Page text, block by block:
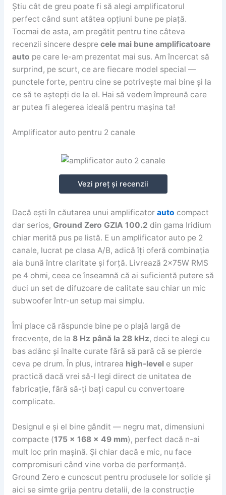
Știu cât de greu poate fi să alegi amplificatorul
perfect când sunt atâtea opțiuni bune pe piață.
Tocmai de asta, am pregătit pentru tine câteva
recenzii sincere despre cele mai bune amplificatoare
auto pe care le-am prezentat mai sus. Am încercat să
surprind, pe scurt, ce are fiecare model special —
punctele forte, pentru cine se potrivește mai bine și la
ce să te aștepți de la el. Hai să vedem împreună care
ar putea fi alegerea ideală pentru mașina ta!
Amplificator auto pentru 2 canale
Vezi preț și recenzii
Dacă ești în căutarea unui amplificator auto compact
dar serios, Ground Zero GZIA 100.2 din gama Iridium
chiar merită pus pe listă. E un amplificator auto pe 2
canale, lucrat pe clasa A/B, adică îți oferă combinația
aia bună între claritate și forță. Livrează 2x75W RMS
pe 4 ohmi, ceea ce înseamnă că ai suficientă putere să
duci un set de difuzoare de calitate sau chiar un mic
subwoofer într-un setup mai simplu.
Îmi place că răspunde bine pe o plajă largă de
frecvențe, de la 8 Hz până la 28 kHz, deci te alegi cu
bas adânc și înalte curate fără să pară că se pierde
ceva pe drum. În plus, intrarea high-levele super
practică dacă vrei să-l legi direct de unitatea de
fabricație, fără să-ți bați capul cu convertoare
complicate.
Designul e și el bine gândit — negru mat, dimensiuni
compacte (175 x 168 x 49 mm), perfect dacă n-ai
mult loc prin mașină. Și chiar dacă e mic, nu face
compromisuri când vine vorba de performanță.
Ground Zero e cunoscut pentru produsele lor solide și
aici se simte grija pentru detalii, de la construcție